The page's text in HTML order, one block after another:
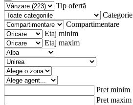
Tip ofertă
Categorie
Compartimentare
Etaj minim
Etaj maxim
Pret minim
Pret maxim